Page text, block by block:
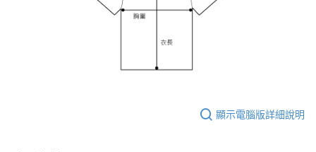
顯示電腦版詳細說明